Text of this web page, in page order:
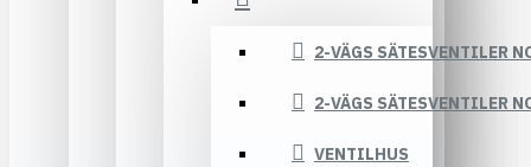
2-VÄGS SÄTESVENTILER
2-VÄGS SÄTESVENTILER
VENTILHUS